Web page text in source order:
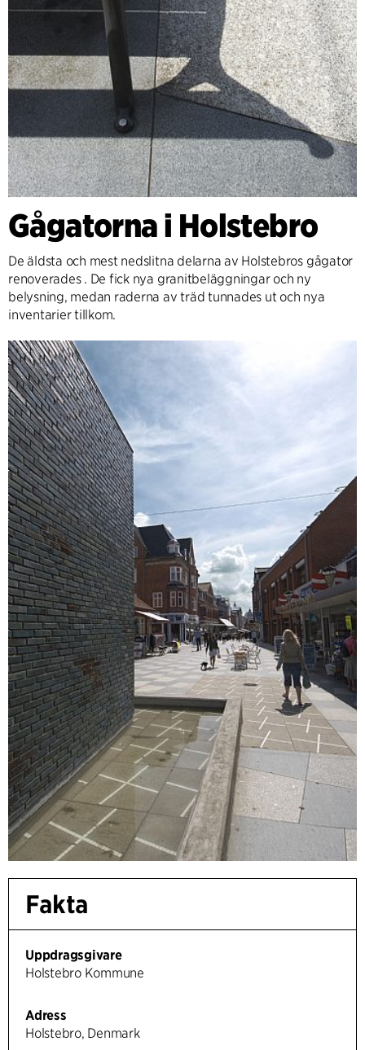
Gågatorna i Holstebro
De äldsta och mest nedslitna delarna av Holstebros gågator
renoverades . De fick nya granitbeläggningar och ny
belysning, medan raderna av träd tunnades ut och nya
inventarier tillkom.
Fakta
Uppdragsgivare
Holstebro Kommune
Adress
Holstebro, Denmark